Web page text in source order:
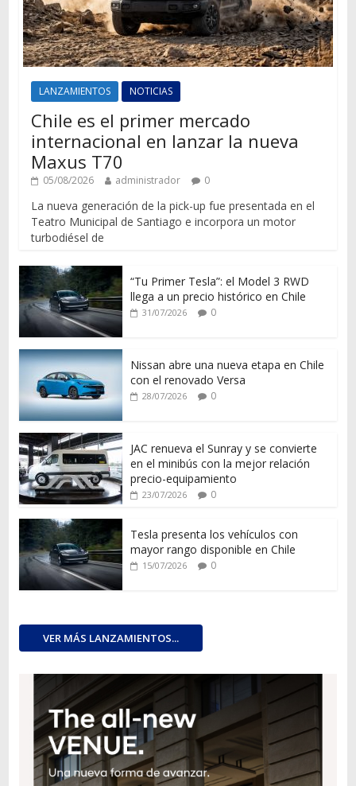
LANZAMIENTOS NOTICIAS
Chile es el primer mercado
internacional en lanzar la nueva
Maxus T70
05/08/2026 administrador 0
La nueva generación de la pick-up fue presentada en el
Teatro Municipal de Santiago e incorpora un motor
turbodiésel de
“Tu Primer Tesla”: el Model 3 RWD
llega a un precio histórico en Chile
31/07/2026 0
Nissan abre una nueva etapa en Chile
con el renovado Versa
28/07/2026 0
JAC renueva el Sunray y se convierte
en el minibús con la mejor relación
precio-equipamiento
23/07/2026 0
Tesla presenta los vehículos con
mayor rango disponible en Chile
15/07/2026 0
VER MÁS LANZAMIENTOS...